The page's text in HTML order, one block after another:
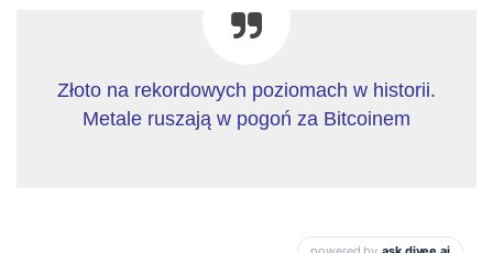
Złoto na rekordowych poziomach w historii.
Metale ruszają w pogoń za Bitcoinem